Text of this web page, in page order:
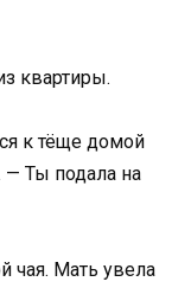
квартиры.
к тёще домой
— Ты подала на
чая. Мать увела